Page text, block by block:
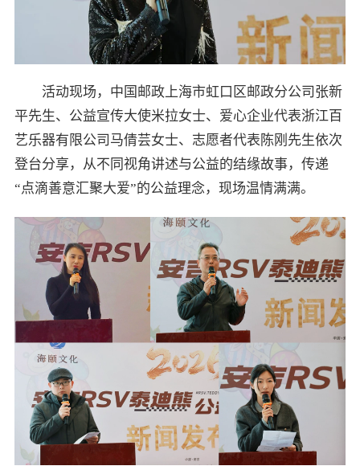
活动现场，中国邮政上海市虹口区邮政分公司张新
平先生、公益宣传大使米拉女士、爱心企业代表浙江百
艺乐器有限公司马倩芸女士、志愿者代表陈刚先生依次
登台分享，从不同视角讲述与公益的结缘故事，传递
“点滴善意汇聚大爱”的公益理念，现场温情满满。